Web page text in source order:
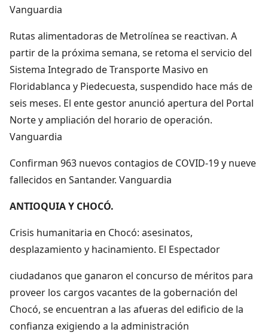
Vanguardia
Rutas alimentadoras de Metrolínea se reactivan. A
partir de la próxima semana, se retoma el servicio del
Sistema Integrado de Transporte Masivo en
Floridablanca y Piedecuesta, suspendido hace más de
seis meses. El ente gestor anunció apertura del Portal
Norte y ampliación del horario de operación.
Vanguardia
Confirman 963 nuevos contagios de COVID-19 y nueve
fallecidos en Santander. Vanguardia
ANTIOQUIA Y CHOCÓ.
Crisis humanitaria en Chocó: asesinatos,
desplazamiento y hacinamiento. El Espectador
ciudadanos que ganaron el concurso de méritos para
proveer los cargos vacantes de la gobernación del
Chocó, se encuentran a las afueras del edificio de la
confianza exigiendo a la administración